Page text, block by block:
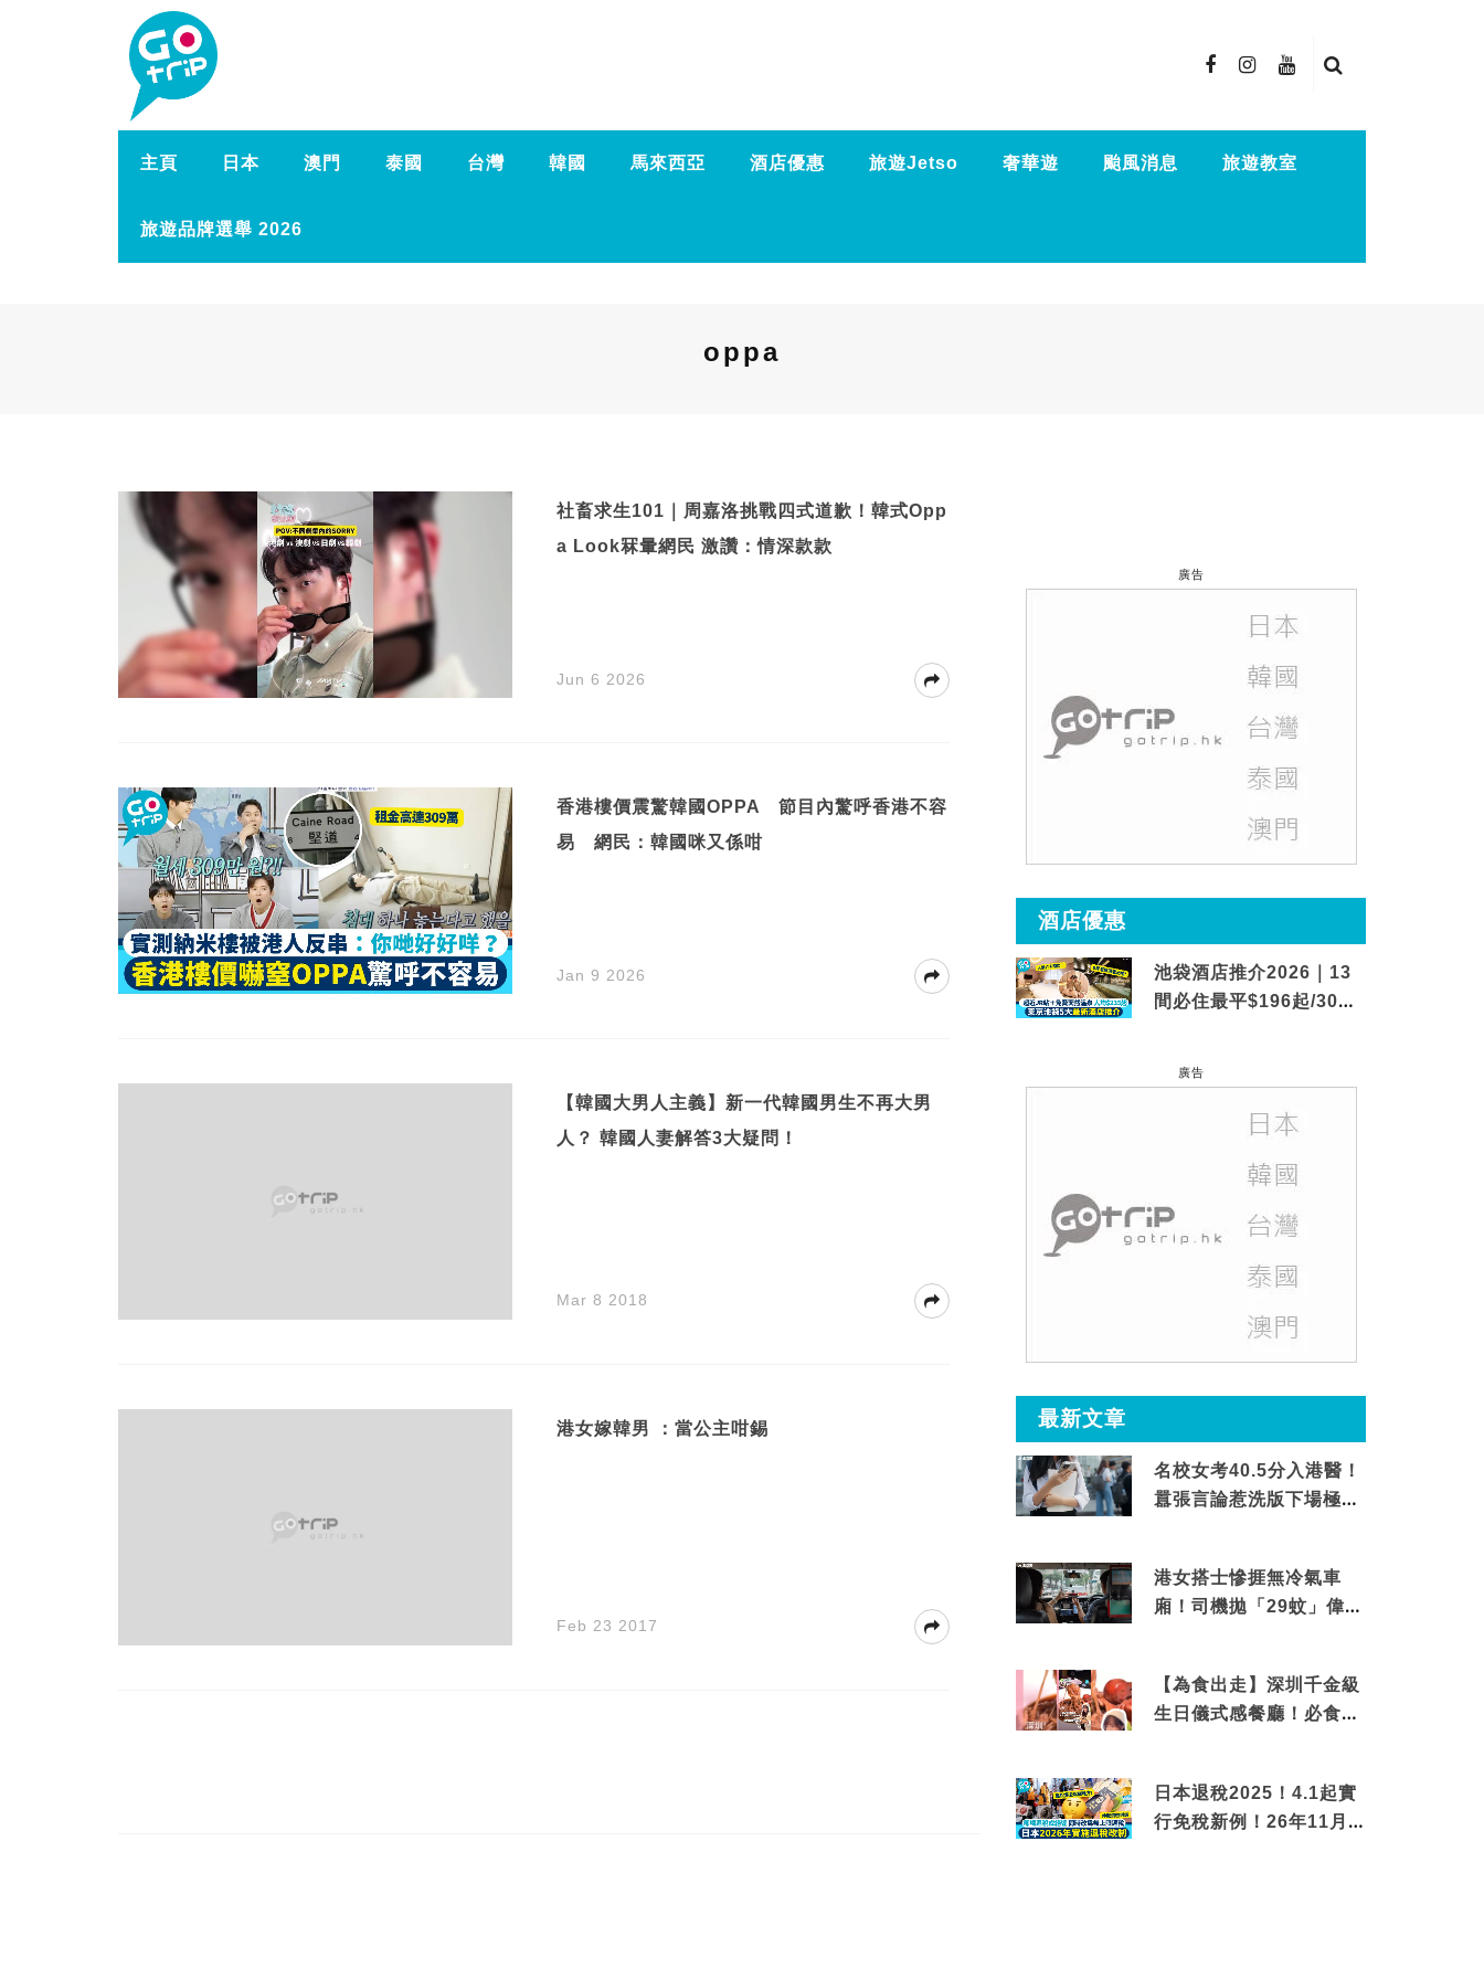
主頁 日本 澳門 泰國 台灣 韓國 馬來西亞 酒店優惠 旅遊Jetso 奢華遊 颱風消息 旅遊教室
旅遊品牌選舉 2026
oppa
社畜求生101｜周嘉洛挑戰四式道歉！韓式Opp
a Look冧暈網民 激讚：情深款款
Jun 6 2026
香港樓價震驚韓國OPPA 節目內驚呼香港不容
易 網民：韓國咪又係咁
Jan 9 2026
【韓國大男人主義】新一代韓國男生不再大男
人？ 韓國人妻解答3大疑問！
Mar 8 2018
港女嫁韓男 ：當公主咁錫
Feb 23 2017
廣告
酒店優惠
池袋酒店推介2026｜13
間必住最平$196起/30秒
廣告
最新文章
名校女考40.5分入港醫！
囂張言論惹洗版下場極震
港女搭士慘捱無冷氣車
廂！司機拋「29蚊」偉論
【為食出走】深圳千金級
生日儀式感餐廳！必食失
日本退稅2025！4.1起實
行免稅新例！26年11月